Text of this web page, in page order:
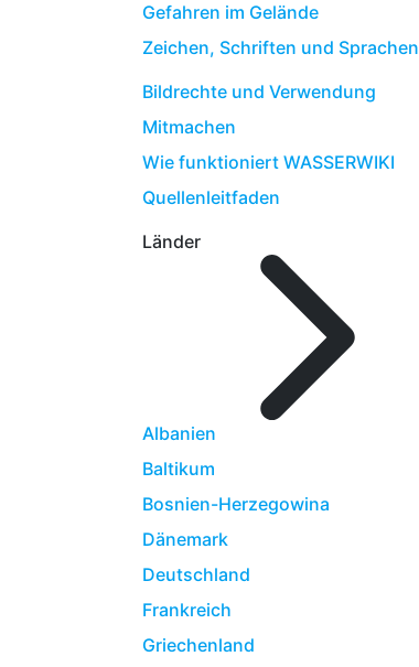
Gefahren im Gelände
Zeichen, Schriften und Sprachen
Bildrechte und Verwendung
Mitmachen
Wie funktioniert WASSERWIKI
Quellenleitfaden
Länder
Albanien
Baltikum
Bosnien-Herzegowina
Dänemark
Deutschland
Frankreich
Griechenland